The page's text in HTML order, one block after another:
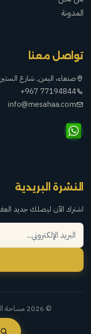
المدونة
تواصل معنا
صنعاء، اليمن, شارع
+967 77194844
info@mesahaa.com
النشرة البريدية
اشترك الآن ليصلك جديد
© 2026 مساحة العقارية — جميع الحقوق محفوظة.